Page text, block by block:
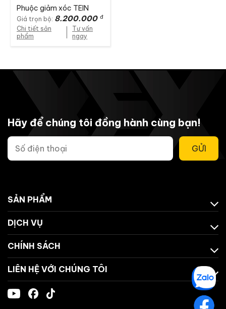
Phuộc giảm xóc TEIN
Giá trọn bộ: 8.200.000 đ
Chi tiết sản
phẩm
Tư vấn
ngay
Hãy để chúng tôi đồng hành cùng bạn!
GỬI
SẢN PHẨM
DỊCH VỤ
CHÍNH SÁCH
LIÊN HỆ VỚI CHÚNG TÔI